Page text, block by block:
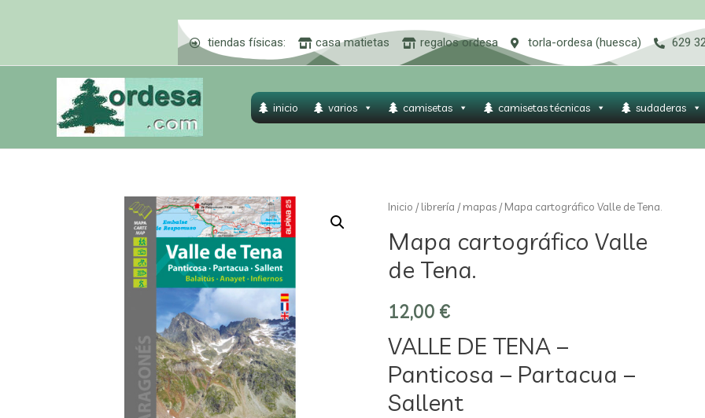
tiendas físicas: casa matietas regalos ordesa torla-ordesa (huesca) 629
inicio varios camisetas camisetas técnicas sudaderas
Inicio /librería /mapas/ Mapa cartográfico Valle de Tena.
Mapa cartográfico Valle
de Tena.
12,00 €
VALLE DE TENA –
Panticosa – Partacua –
Sallent